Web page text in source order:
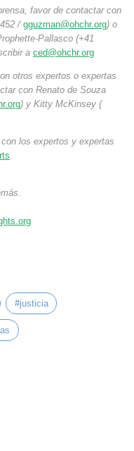
favor de contactar con
/ gguzman@ohchr.org) o
Pallasco (+41
a ced@ohchr.org
otros expertos o expertas
con Renato de Souza
) y Kitty McKinsey (
los expertos y expertas
.
#justicia